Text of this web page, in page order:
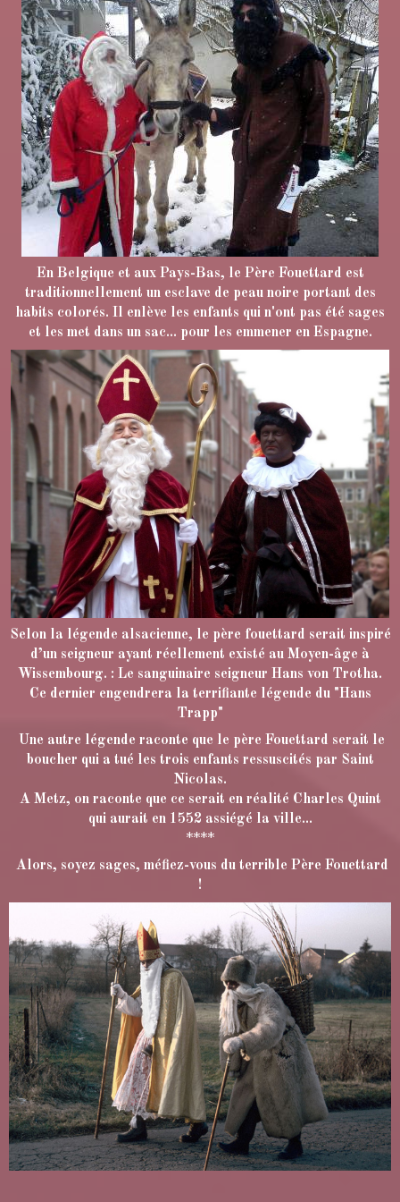
En Belgique et aux Pays-Bas, le Père Fouettard est
traditionnellement un esclave de peau noire portant des
habits colorés. Il enlève les enfants qui n'ont pas été sages
et les met dans un sac... pour les emmener en Espagne.
Selon la légende alsacienne, le père fouettard serait inspiré
d’un seigneur ayant réellement existé au Moyen-âge à
Wissembourg. : Le sanguinaire seigneur Hans von Trotha.
Ce dernier engendrera la terrifiante légende du "Hans
Trapp"
Une autre légende raconte que le père Fouettard serait le
boucher qui a tué les trois enfants ressuscités par Saint
Nicolas.
A Metz, on raconte que ce serait en réalité Charles Quint
qui aurait en 1552 assiégé la ville...
****
Alors, soyez sages, méfiez-vous du terrible Père Fouettard
!